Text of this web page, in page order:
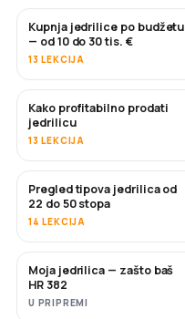
USKORO
Kupnja jedrilice po budžetu
— od 10 do 30 tis. €
13 LEKCIJA
NOVO
Kako profitabilno prodati
jedrilicu
13 LEKCIJA
USKORO
Pregled tipova jedrilica od
22 do 50 stopa
14 LEKCIJA
USKORO
Moja jedrilica — zašto baš
HR 382
U PRIPREMI